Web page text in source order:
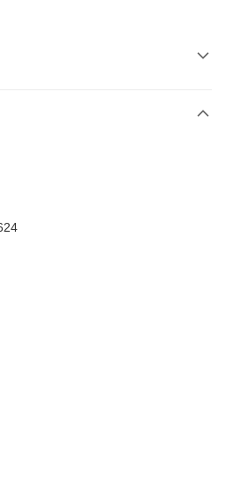
後才付款」的支付方式。 讓您購物簡單
卡、不需儲值。
證，即可結帳。
再付款。